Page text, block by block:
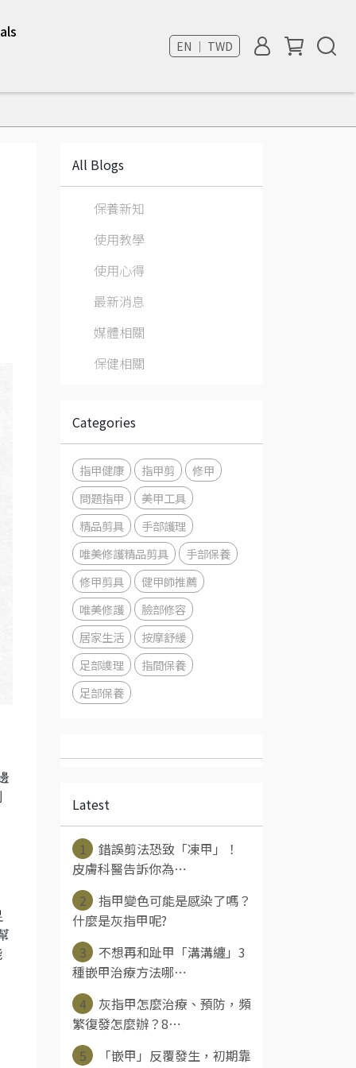
EN ｜ TWD
All Blogs
保養新知
使用教學
使用心得
最新消息
媒體相關
保健相關
Categories
指甲健康 指甲剪
修甲
問題指甲
美甲工具
精品剪具
手部護理
唯美修護精品剪具
手部保養
修甲剪具
健甲師推薦
唯美修護
臉部修容
居家生活
按摩舒緩
足部謢理
指間保養
足部保養
Latest
1
錯誤剪法恐致「凍甲」！
皮膚科醫告訴你為⋯
2
指甲變色可能是感染了嗎？
什麼是灰指甲呢?
3
不想再和趾甲「溝溝纏」3
種嵌甲治療方法哪⋯
4
灰指甲怎麼治療、預防，頻
繁復發怎麼辦？8⋯
5
「嵌甲」反覆發生，初期靠